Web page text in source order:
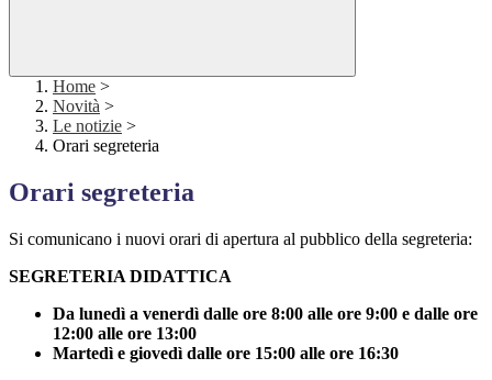
Home >
Novità >
Le notizie >
Orari segreteria
Orari segreteria
Si comunicano i nuovi orari di apertura al pubblico della segreteria:
SEGRETERIA DIDATTICA
Da lunedì a venerdì dalle ore 8:00 alle ore 9:00 e dalle ore
12:00 alle ore 13:00
Martedì e giovedì dalle ore 15:00 alle ore 16:30